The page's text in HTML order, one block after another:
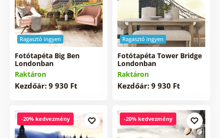
Ragasztó ingyen
Fotótapéta Big Ben
Londonban
Raktáron
Kezdőár: 9 930 Ft
Ragasztó ingyen
Fotótapéta Tower Bridge
Londonban
Raktáron
Kezdőár: 9 930 Ft
-20% kedvezmény -20% kedvezmény